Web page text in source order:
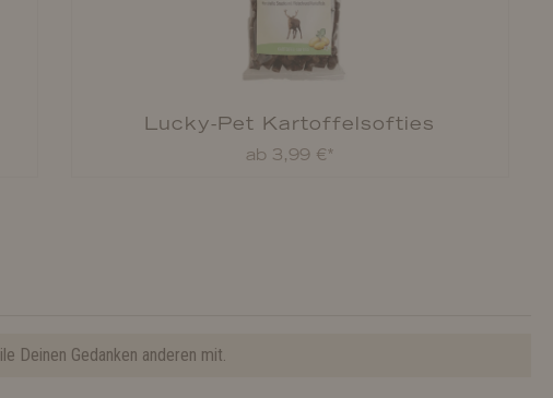
Lucky-Pet Kartoffelsofties
ab 3,99 €*
Deinen Gedanken anderen mit.